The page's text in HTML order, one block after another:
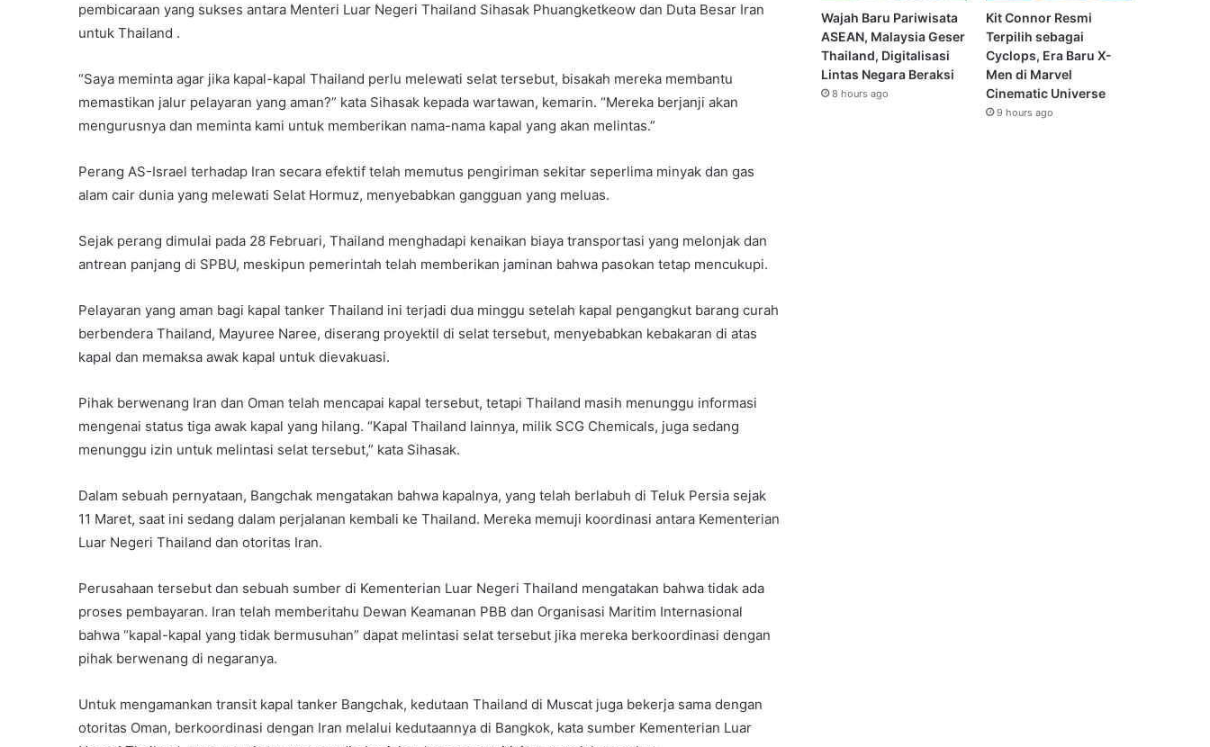
pembicaraan yang sukses antara Menteri Luar Negeri Thailand Sihasak Phuangketkeow dan Duta Besar Iran
untuk Thailand .
“Saya meminta agar jika kapal-kapal Thailand perlu melewati selat tersebut, bisakah mereka membantu
memastikan jalur pelayaran yang aman?” kata Sihasak kepada wartawan, kemarin. “Mereka berjanji akan
mengurusnya dan meminta kami untuk memberikan nama-nama kapal yang akan melintas.”
Perang AS-Israel terhadap Iran secara efektif telah memutus pengiriman sekitar seperlima minyak dan gas
alam cair dunia yang melewati Selat Hormuz, menyebabkan gangguan yang meluas.
Sejak perang dimulai pada 28 Februari, Thailand menghadapi kenaikan biaya transportasi yang melonjak dan
antrean panjang di SPBU, meskipun pemerintah telah memberikan jaminan bahwa pasokan tetap mencukupi.
Pelayaran yang aman bagi kapal tanker Thailand ini terjadi dua minggu setelah kapal pengangkut barang curah
berbendera Thailand, Mayuree Naree, diserang proyektil di selat tersebut, menyebabkan kebakaran di atas
kapal dan memaksa awak kapal untuk dievakuasi.
Pihak berwenang Iran dan Oman telah mencapai kapal tersebut, tetapi Thailand masih menunggu informasi
mengenai status tiga awak kapal yang hilang. “Kapal Thailand lainnya, milik SCG Chemicals, juga sedang
menunggu izin untuk melintasi selat tersebut,” kata Sihasak.
Dalam sebuah pernyataan, Bangchak mengatakan bahwa kapalnya, yang telah berlabuh di Teluk Persia sejak
11 Maret, saat ini sedang dalam perjalanan kembali ke Thailand. Mereka memuji koordinasi antara Kementerian
Luar Negeri Thailand dan otoritas Iran.
Perusahaan tersebut dan sebuah sumber di Kementerian Luar Negeri Thailand mengatakan bahwa tidak ada
proses pembayaran. Iran telah memberitahu Dewan Keamanan PBB dan Organisasi Maritim Internasional
bahwa “kapal-kapal yang tidak bermusuhan” dapat melintasi selat tersebut jika mereka berkoordinasi dengan
pihak berwenang di negaranya.
Untuk mengamankan transit kapal tanker Bangchak, kedutaan Thailand di Muscat juga bekerja sama dengan
otoritas Oman, berkoordinasi dengan Iran melalui kedutaannya di Bangkok, kata sumber Kementerian Luar
Wajah Baru Pariwisata
ASEAN, Malaysia Geser
Thailand, Digitalisasi
Lintas Negara Beraksi
8 hours ago
Kit Connor Resmi
Terpilih sebagai
Cyclops, Era Baru X-
Men di Marvel
Cinematic Universe
9 hours ago